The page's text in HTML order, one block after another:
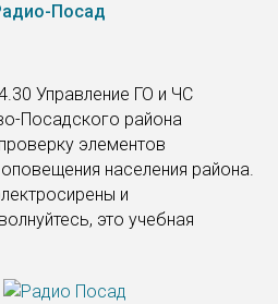
Посад
Управление ГО и ЧС
Посадского района
элементов
населения района.
и
это учебная